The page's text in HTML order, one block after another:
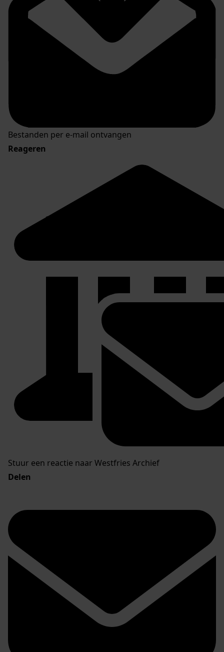
Bestanden per e-mail ontvangen
Reageren
Stuur een reactie naar Westfries Archief
Delen